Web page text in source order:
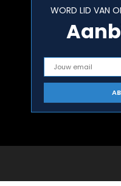
WORD LID VAN